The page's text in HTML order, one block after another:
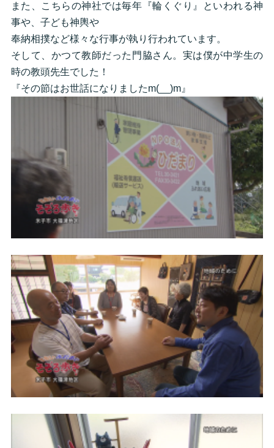
また、こちらの神社では毎年『輪くぐり』といわれる神
事や、子ども神輿や
奉納相撲など様々な行事が執り行われています。
そして、かつて教師だった門脇さん。実は僕が中学生の
時の教頭先生でした！
『その節はお世話になりましたm(__)m』